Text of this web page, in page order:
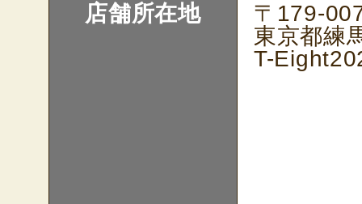
店舗所在地
〒179-
東京都練
T-